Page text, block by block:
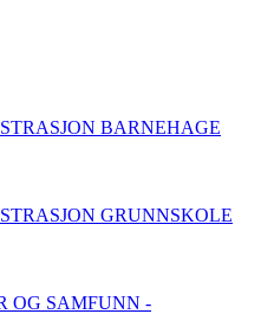
BARNEHAGE
GRUNNSKOLE
OG SAMFUNN -